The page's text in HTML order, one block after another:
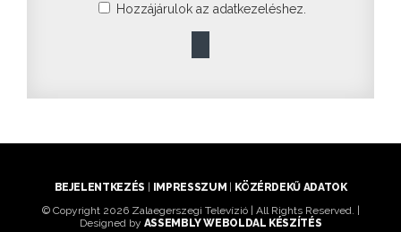
Hozzájárulok az adatkezeléshez.
BEJELENTKEZÉS | IMPRESSZUM | KÖZÉRDEKŰ ADATOK
© Copyright 2026 Zalaegerszegi Televízió | All Rights Reserved. |
Designed by ASSEMBLY WEBOLDAL KÉSZÍTÉS